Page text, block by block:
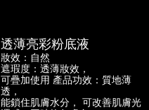
透薄亮彩粉底液
妝效：自然
遮瑕度：透薄妝效，
可疊加使用 產品功效：質地薄
透，
能鎖住肌膚水分， 可改善肌膚光